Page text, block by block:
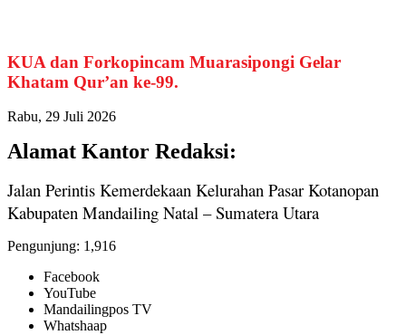
KUA dan Forkopincam Muarasipongi Gelar
Khatam Qur’an ke-99.
Rabu, 29 Juli 2026
Alamat Kantor Redaksi:
Jalan Perintis Kemerdekaan Kelurahan Pasar Kotanopan
Kabupaten Mandailing Natal – Sumatera Utara
Pengunjung: 1,916
Facebook
YouTube
Mandailingpos TV
Whatshaap